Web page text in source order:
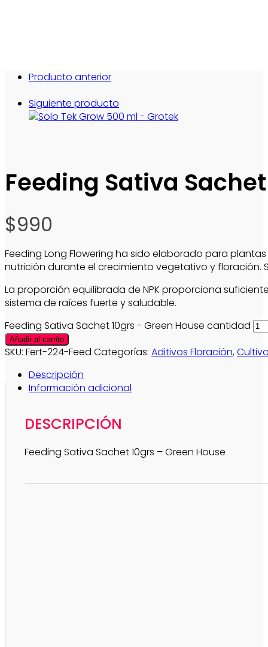
Producto anterior
Siguiente producto
Feeding Sativa
$990
Feeding Long Flowering ha sido elaborado para
nutrición durante el crecimiento vegetativo y floración.
La proporción equilibrada de NPK proporciona
sistema de raíces fuerte y saludable.
Feeding Sativa Sachet 10grs - Green House cantidad
Añadir al carrito
SKU: Fert-224-Feed Categorías: Aditivos Floración,
Descripción
Información adicional
DESCRIPCIÓN
Feeding Sativa Sachet 10grs – Green House